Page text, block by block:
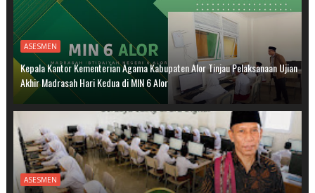
ASESMEN
Kepala Kantor Kementerian Agama Kabupaten Alor Tinjau Pelaksanaan Ujian
Akhir Madrasah Hari Kedua di MIN 6 Alor
ASESMEN